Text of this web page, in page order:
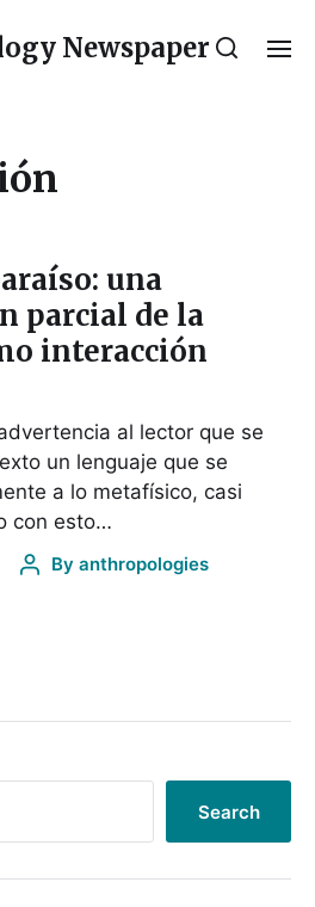
Newspaper
una
parcial de la
interacción
al lector que se
un lenguaje que se
a lo metafísico, casi
con esto…
By anthropologies
Search